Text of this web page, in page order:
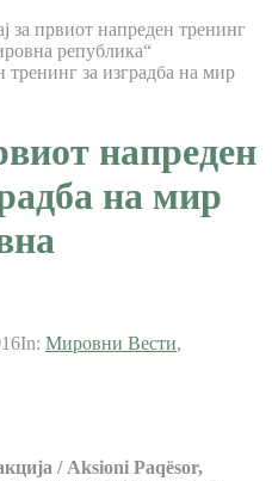
за првиот напреден тренинг
република“
напреден
на мир
In: Мировни Вести,
/ Aksioni Paqësor,